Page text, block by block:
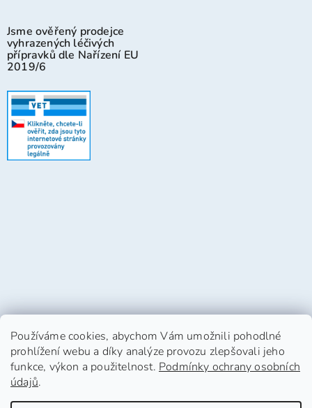
Používáme cookies, abychom Vám umožnili pohodlné
prohlížení webu a díky analýze provozu zlepšovali jeho
funkce, výkon a použitelnost. Podmínky ochrany osobních
údajů.
Jsme ověřený prodejce
vyhrazených léčivých
přípravků dle Nařízení EU
2019/6